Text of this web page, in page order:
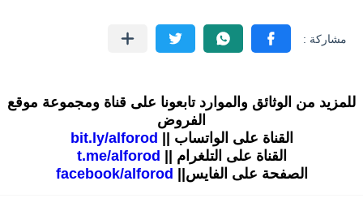
للمزيد من الوثائق والموارد تابعونا على قناة ومجموعة موقع
الفروض
القناة على الواتساب ||
bit.ly/alforod
القناة على التلغرام ||
t.me/alforod
الصفحة على الفايس||
facebook/alforod